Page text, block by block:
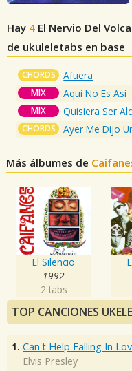
Hay 4 El Nervio Del
de ukuleletabs en base
CHORDS Afuera
MIX Aqui No Es Asi
MIX Quisiera Ser
CHORDS Ayer Me Dijo
Más álbumes de
El Silencio
1992
2 tabs
TOP CANCIONES
1. Can't Help Falling In
Elvis Presley